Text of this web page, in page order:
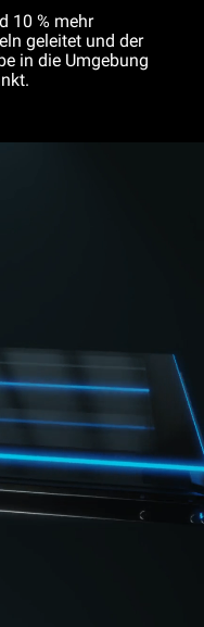
10 % mehr
geleitet und der
in die Umgebung